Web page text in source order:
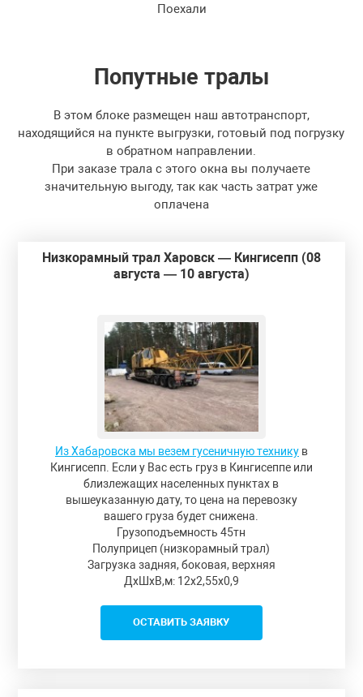
Поехали
Попутные тралы
В этом блоке размещен наш автотранспорт,
находящийся на пункте выгрузки, готовый под погрузку
в обратном направлении.
При заказе трала с этого окна вы получаете
значительную выгоду, так как часть затрат уже
оплачена
Низкорамный трал Харовск — Кингисепп (08
августа — 10 августа)
Из Хабаровска мы везем гусеничную техникув
Кингисепп. Если у Вас есть груз в Кингисеппе или
близлежащих населенных пунктах в
вышеуказанную дату, то цена на перевозку
вашего груза будет снижена.
Грузоподъемность 45тн
Полуприцеп (низкорамный трал)
Загрузка задняя, боковая, верхняя
ДxШxВ,м: 12x2,55x0,9
ОСТАВИТЬ ЗАЯВКУ